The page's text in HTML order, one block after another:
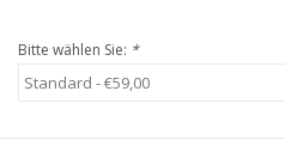
Bitte wählen Sie: *